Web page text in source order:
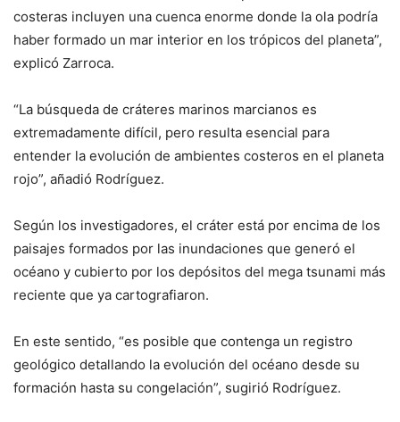
costeras incluyen una cuenca enorme donde la ola podría
haber formado un mar interior en los trópicos del planeta”,
explicó Zarroca.
“La búsqueda de cráteres marinos marcianos es
extremadamente difícil, pero resulta esencial para
entender la evolución de ambientes costeros en el planeta
rojo”, añadió Rodríguez.
Según los investigadores, el cráter está por encima de los
paisajes formados por las inundaciones que generó el
océano y cubierto por los depósitos del mega tsunami más
reciente que ya cartografiaron.
En este sentido, “es posible que contenga un registro
geológico detallando la evolución del océano desde su
formación hasta su congelación”, sugirió Rodríguez.